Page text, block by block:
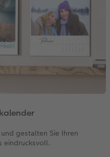
gestalten Sie Ihren
eindrucksvoll.